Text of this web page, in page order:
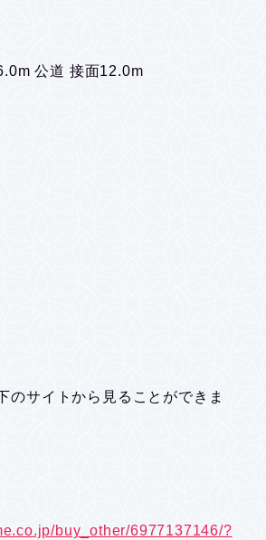
公道 接面12.0m
のサイトから見ることができま
buy_other/6977137146/?